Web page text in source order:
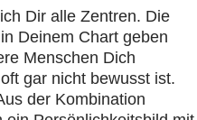
Dir alle Zentren. Die
Deinem Chart geben
Menschen Dich
gar nicht bewusst ist.
der Kombination